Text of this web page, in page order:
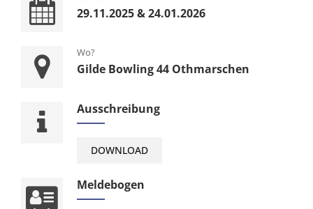
29.11.2025 & 24.01.2026
Wo?
Gilde Bowling 44 Othmarschen
Ausschreibung
DOWNLOAD
Meldebogen